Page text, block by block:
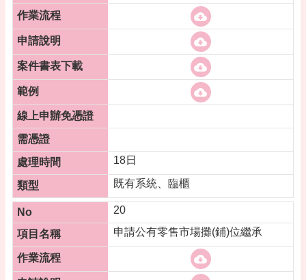
18日
既有系統、臨櫃
20
申請公有零售市場攤(鋪)位繼承